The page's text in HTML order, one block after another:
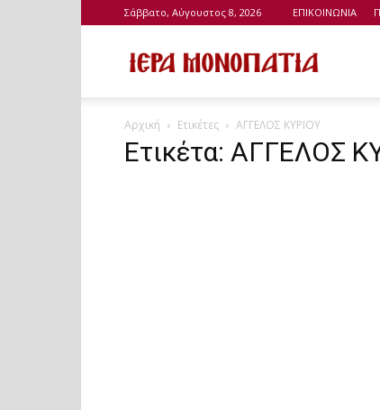
Σάββατο, Αύγουστος 8, 2026 ΕΠΙΚΟΙΝΩΝΙΑ
Αρχική Ετικέτες ΑΓΓΕΛΟΣ ΚΥΡΙΟΥ
Ετικέτα: ΑΓΓΕΛΟΣ